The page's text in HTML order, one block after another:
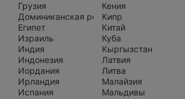
Грузия
Доминиканская республика
Египет
Израиль
Индия
Индонезия
Иордания
Ирландия
Испания
Кения
Кипр
Китай
Куба
Кыргызстан
Латвия
Литва
Малайзия
Мальдивы